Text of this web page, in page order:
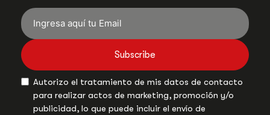
Subscribe
Autorizo el tratamiento de mis datos de contacto
para realizar actos de marketing, promoción y/o
publicidad, lo que puede incluir el envío de